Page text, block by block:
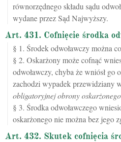
równorzędnego składu sądu
wydane przez Sąd Najwyższy.
Art. 431. Cofnięcie środka
§ 1. Środek odwoławczy można
§ 2. Oskarżony może cofnąć
odwoławczy, chyba że wniósł go
zachodzi wypadek przewidziany
obligatoryjnej obrony oskarżonego
§ 3. Środka odwoławczego
oskarżonego nie można bez jego
Art. 432. Skutek cofnięcia